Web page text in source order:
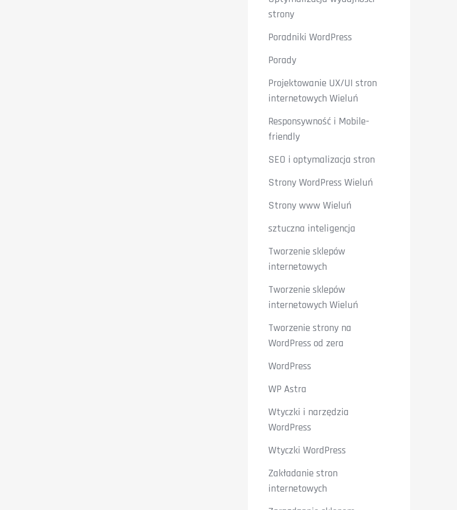
strony
Poradniki WordPress
Porady
Projektowanie UX/UI stron
internetowych Wieluń
Responsywność i Mobile-
friendly
SEO i optymalizacja stron
Strony WordPress Wieluń
Strony www Wieluń
sztuczna inteligencja
Tworzenie sklepów
internetowych
Tworzenie sklepów
internetowych Wieluń
Tworzenie strony na
WordPress od zera
WordPress
WP Astra
Wtyczki i narzędzia
WordPress
Wtyczki WordPress
Zakładanie stron
internetowych